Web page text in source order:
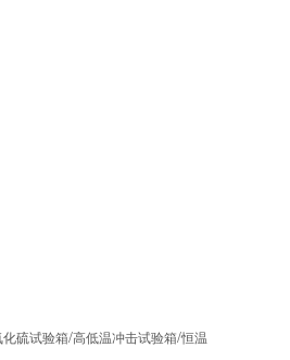
化硫试验箱/高低温冲击试验箱/恒温